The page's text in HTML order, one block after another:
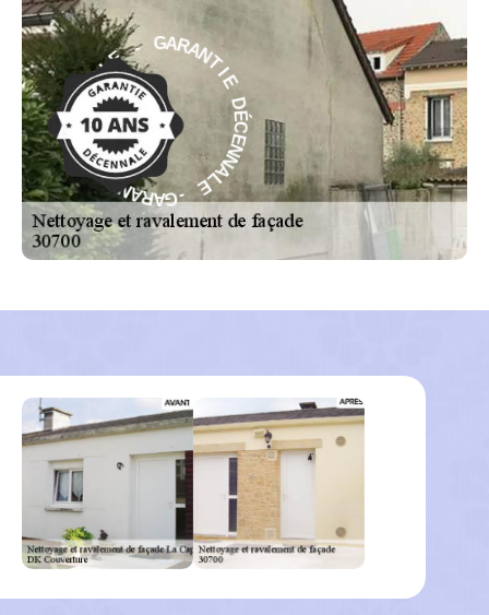
G
A
R
A
N
T
I
E
D
É
C
E
N
N
A
L
E
-
GAR ANTIE
DÉ
C
E
N
N
A
L
E
-